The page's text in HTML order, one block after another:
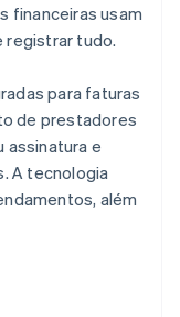
financeiras usam
registrar tudo.
para faturas
de prestadores
assinatura e
A tecnologia
além